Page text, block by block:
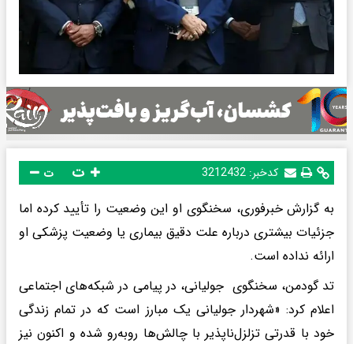
کدخبر: 3212432 ت
به گزارش خبرفوری، سخنگوی او این وضعیت را تأیید کرده اما
جزئیات بیشتری درباره علت دقیق بیماری یا وضعیت پزشکی او
ارائه نداده است.
تد گودمن، سخنگوی جولیانی، در پیامی در شبکه‌های اجتماعی
اعلام کرد: «شهردار جولیانی یک مبارز است که در تمام زندگی
خود با قدرتی تزلزل‌ناپذیر با چالش‌ها روبه‌رو شده و اکنون نیز